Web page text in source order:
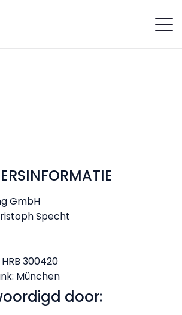
GmbH
Specht
300420
München
door: